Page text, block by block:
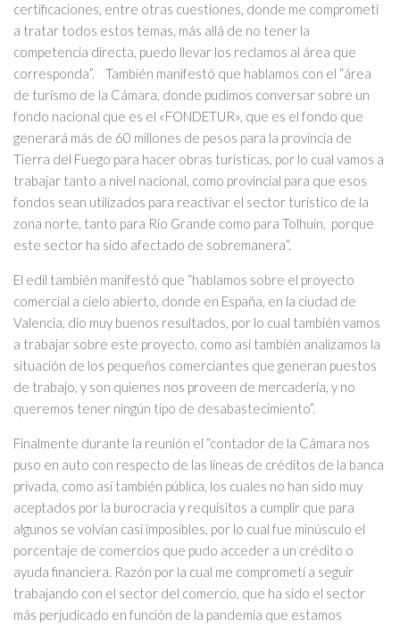
certificaciones, entre otras cuestiones, donde me comprometí
a tratar todos estos temas, más allá de no tener la
competencia directa, puedo llevar los reclamos al área que
corresponda”. También manifestó que hablamos con el “área
de turismo de la Cámara, donde pudimos conversar sobre un
fondo nacional que es el «FONDETUR», que es el fondo que
generará más de 60 millones de pesos para la provincia de
Tierra del Fuego para hacer obras turísticas, por lo cual vamos a
trabajar tanto a nivel nacional, como provincial para que esos
fondos sean utilizados para reactivar el sector turístico de la
zona norte, tanto para Río Grande como para Tolhuin, porque
este sector ha sido afectado de sobremanera”.
El edil también manifestó que “hablamos sobre el proyecto
comercial a cielo abierto, donde en España, en la ciudad de
Valencia, dio muy buenos resultados, por lo cual también vamos
a trabajar sobre este proyecto, como así también analizamos la
situación de los pequeños comerciantes que generan puestos
de trabajo, y son quienes nos proveen de mercadería, y no
queremos tener ningún tipo de desabastecimiento”.
Finalmente durante la reunión el “contador de la Cámara nos
puso en auto con respecto de las líneas de créditos de la banca
privada, como así también pública, los cuales no han sido muy
aceptados por la burocracia y requisitos a cumplir que para
algunos se volvían casi imposibles, por lo cual fue minúsculo el
porcentaje de comercios que pudo acceder a un crédito o
ayuda financiera. Razón por la cual me comprometí a seguir
trabajando con el sector del comercio, que ha sido el sector
más perjudicado en función de la pandemia que estamos